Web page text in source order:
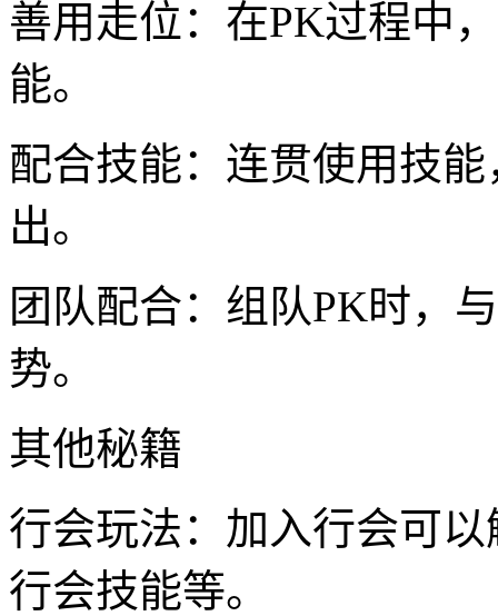
善用走位：在PK过程中
能。
配合技能：连贯使用技
出。
团队配合：组队PK时，
势。
其他秘籍
行会玩法：加入行会可
行会技能等。